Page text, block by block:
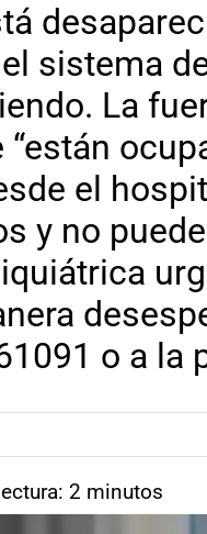
sistema
La
el
y no
o a la
2 minutos